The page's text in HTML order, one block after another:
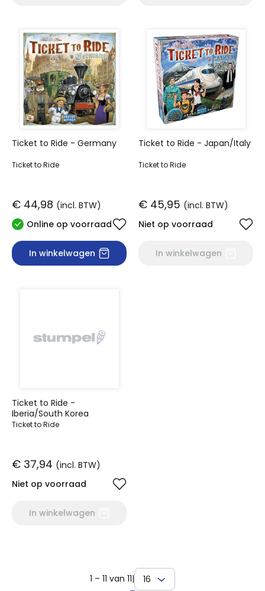
Ticket to Ride - Germany
Ticket to Ride
€ 44,98 (incl. BTW)
Online op voorraad
In winkelwagen
Ticket to Ride - Japan/Italy
Ticket to Ride
€ 45,95 (incl. BTW)
Niet op voorraad
In winkelwagen
Ticket to Ride -
Iberia/South Korea
Ticket to Ride
€ 37,94 (incl. BTW)
Niet op voorraad
In winkelwagen
1 – 11 van 11| 16